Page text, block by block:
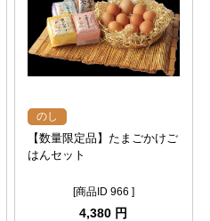
のし
【数量限定品】たまごかけご
はんセット
[商品ID 966 ]
4,380 円